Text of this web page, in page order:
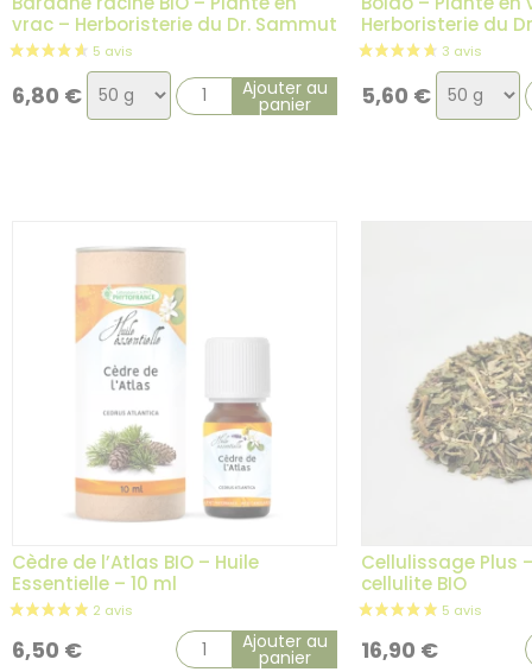
vrac – Herboristerie du Dr. Sammut
6,80 € Choix
de
Ajouter au
panier
Herboristerie du
5,60 € Choix
de
Cèdre de l’Atlas BIO – Huile
Essentielle – 10 ml
6,50 € Ajouter au
panier
Cellulissage Plus
cellulite BIO
16,90 €